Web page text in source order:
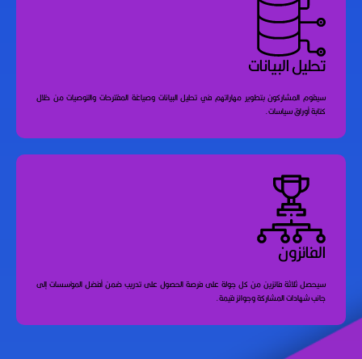
تحليل البيانات
سيقوم المشاركون بتطوير مهاراتهم في تحليل البيانات وصياغة المقترحات والتوصيات من خلال
كتابة أوراق سياسات.
الفائزون
سيحصل ثلاثة فائزين من كل جولة على فرصة الحصول على تدريب ضمن أفضل المؤسسات إلى
جانب شهادات المشاركة وجوائز قيمة.